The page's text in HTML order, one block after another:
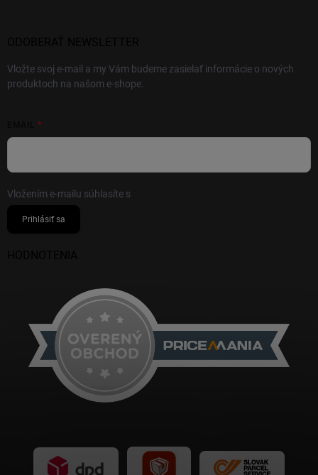
Vložte svoj e-mail a my Vám budeme zasielať informácie o nových
produktoch na našom e-shope.
Vložením e-mailu súhlasíte s
Prihlásiť sa